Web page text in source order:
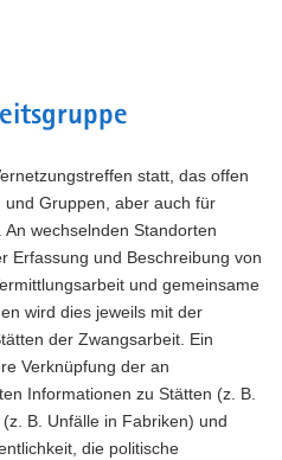
statt, das offen
Gruppen, aber auch für
wechselnden Standorten
Erfassung und Beschreibung von
und gemeinsame
wird dies jeweils mit der
der Zwangsarbeit. Ein
Verknüpfung der an
Informationen zu Stätten (z. B.
B. Unfälle in Fabriken) und
die politische